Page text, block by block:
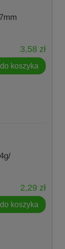
3,58 zł
do koszyka
2,29 zł
do koszyka